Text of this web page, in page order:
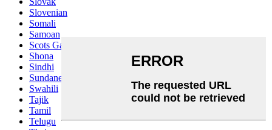
Slovenian
Somali
Samoan
Scots Gaelic
Shona
Sindhi
Sundanese
Swahili
Tajik
Tamil
Telugu